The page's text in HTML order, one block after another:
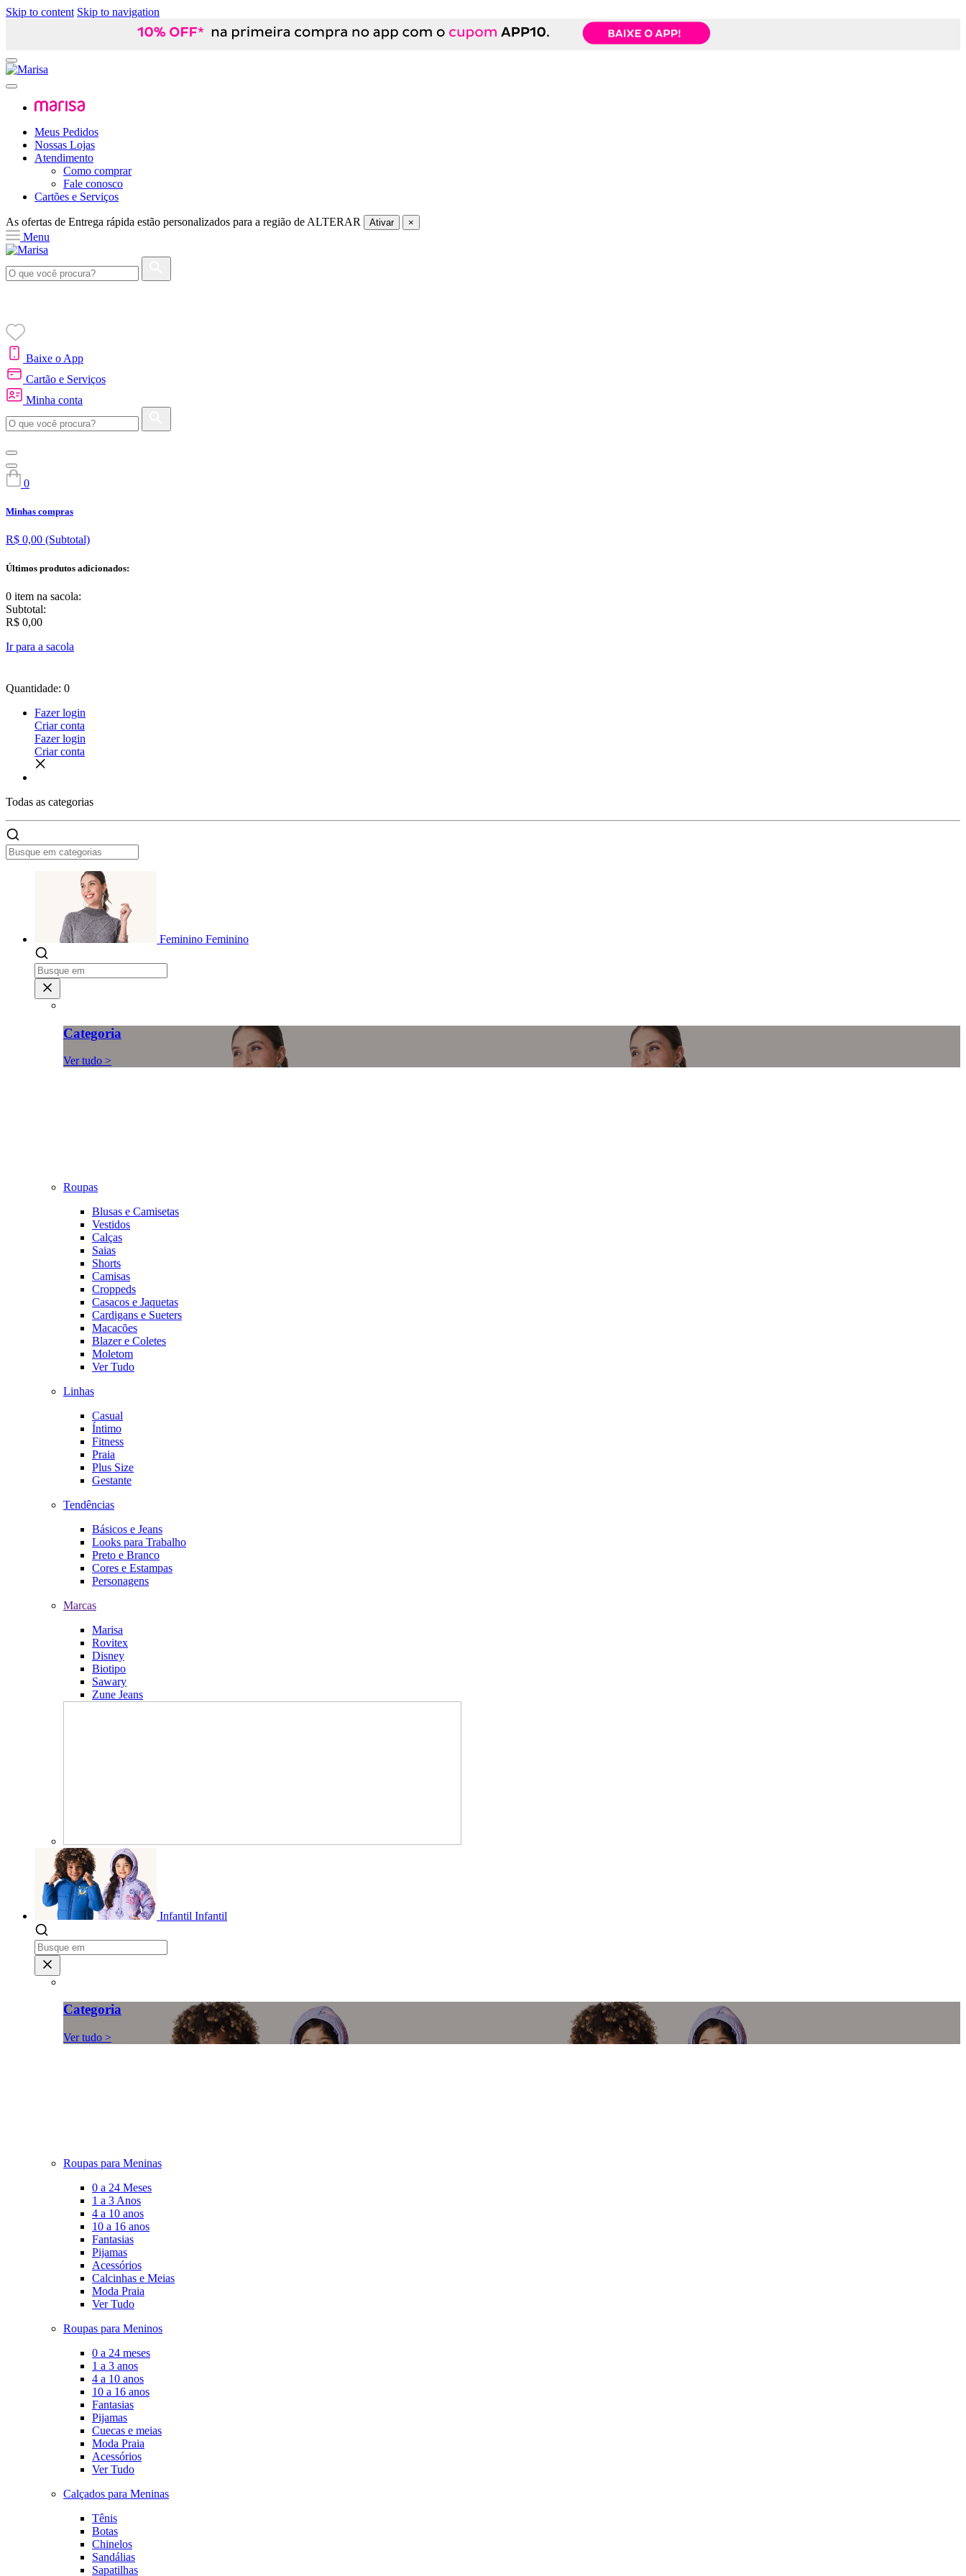
Skip to content Skip to navigation
Meus Pedidos
Nossas Lojas
Atendimento
Como comprar
Fale conosco
Cartões e Serviços
As ofertas de Entrega rápida estão personalizados para a região de ALTERAR Ativar ×
Menu
Baixe o App
Cartão e Serviços
Minha conta
0
Minhas compras
R$ 0,00 (Subtotal)
Últimos produtos adicionados:
0 item na sacola:
Subtotal:
R$ 0,00
Ir para a sacola
Quantidade: 0
Fazer login
Criar conta
Fazer login
Criar conta
Todas as categorias
Feminino Feminino
Categoria
Ver tudo >
Roupas
Blusas e Camisetas
Vestidos
Calças
Saias
Shorts
Camisas
Croppeds
Casacos e Jaquetas
Cardigans e Sueters
Macacões
Blazer e Coletes
Moletom
Ver Tudo
Linhas
Casual
Íntimo
Fitness
Praia
Plus Size
Gestante
Tendências
Básicos e Jeans
Looks para Trabalho
Preto e Branco
Cores e Estampas
Personagens
Marcas
Marisa
Rovitex
Disney
Biotipo
Sawary
Zune Jeans
Infantil Infantil
Categoria
Ver tudo >
Roupas para Meninas
0 a 24 Meses
1 a 3 Anos
4 a 10 anos
10 a 16 anos
Fantasias
Pijamas
Acessórios
Calcinhas e Meias
Moda Praia
Ver Tudo
Roupas para Meninos
0 a 24 meses
1 a 3 anos
4 a 10 anos
10 a 16 anos
Fantasias
Pijamas
Cuecas e meias
Moda Praia
Acessórios
Ver Tudo
Calçados para Meninas
Tênis
Botas
Chinelos
Sandálias
Sapatilhas